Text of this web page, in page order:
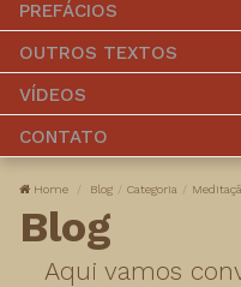
PREFÁCIOS
OUTROS TEXTOS
VÍDEOS
CONTATO
Home Blog Categoria
Blog
Aqui vamos